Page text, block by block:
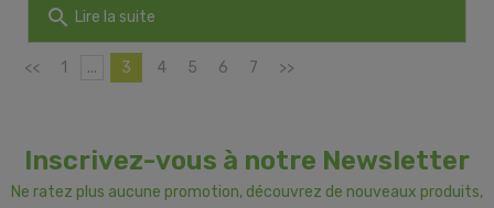
search Lire la suite
<< 1 ... 3 4 5 6 7 >>
Inscrivez-vous à notre Newsletter
Ne ratez plus aucune promotion, découvrez de nouveaux produits,